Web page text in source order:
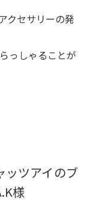
クセサリーの発
っしゃることが
ッツアイのブ
様